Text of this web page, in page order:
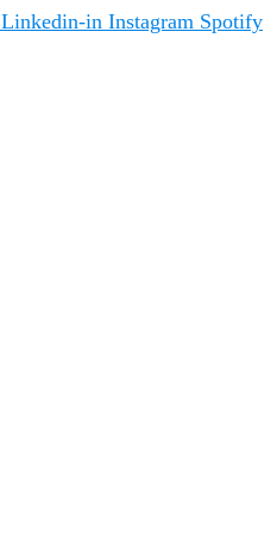
Linkedin-in Instagram Spotify